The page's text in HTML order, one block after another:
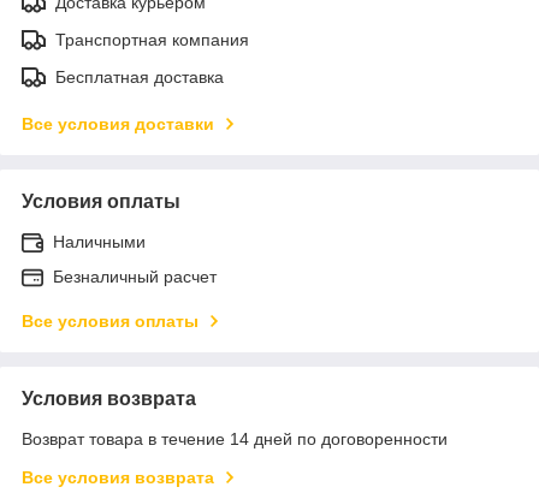
Транспортная компания
Бесплатная доставка
Все условия доставки
Условия оплаты
Наличными
Безналичный расчет
Все условия оплаты
Условия возврата
Возврат товара в течение 14 дней по договоренности
Все условия возврата